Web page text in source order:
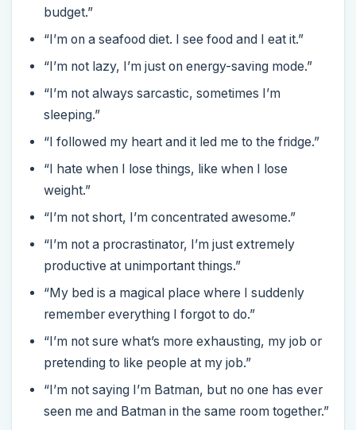
budget.”
“I’m on a seafood diet. I see food and I eat it.”
“I’m not lazy, I’m just on energy-saving mode.”
“I’m not always sarcastic, sometimes I’m
sleeping.”
“I followed my heart and it led me to the fridge.”
“I hate when I lose things, like when I lose
weight.”
“I’m not short, I’m concentrated awesome.”
“I’m not a procrastinator, I’m just extremely
productive at unimportant things.”
“My bed is a magical place where I suddenly
remember everything I forgot to do.”
“I’m not sure what’s more exhausting, my job or
pretending to like people at my job.”
“I’m not saying I’m Batman, but no one has ever
seen me and Batman in the same room together.”